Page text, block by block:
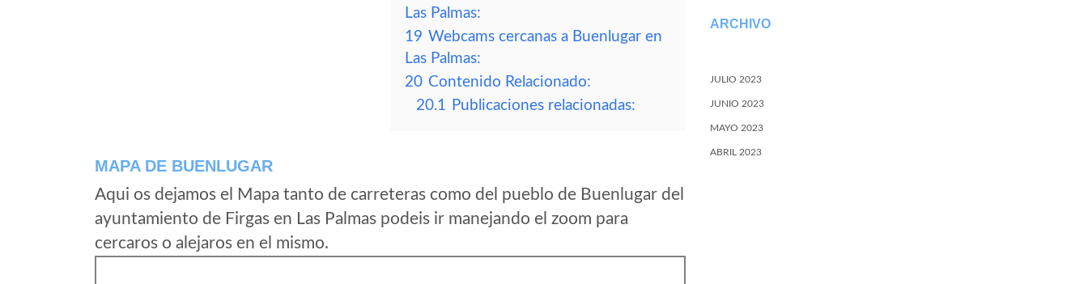
Las Palmas:
19 Webcams cercanas a Buenlugar en
Las Palmas:
20 Contenido Relacionado:
20.1 Publicaciones relacionadas:
MAPA DE BUENLUGAR
Aqui os dejamos el Mapa tanto de carreteras como del pueblo de Buenlugar del
ayuntamiento de Firgas en Las Palmas podeis ir manejando el zoom para
cercaros o alejaros en el mismo.
ARCHIVO
JULIO 2023
JUNIO 2023
MAYO 2023
ABRIL 2023